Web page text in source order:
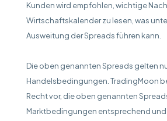
Kunden wird empfohlen, wichtige
Wirtschaftskalender zu lesen, was
Ausweitung der Spreads führen kann.
Die oben genannten Spreads gelten
Handelsbedingungen. TradingMoon
Recht vor, die oben genannten
Marktbedingungen entsprechend und